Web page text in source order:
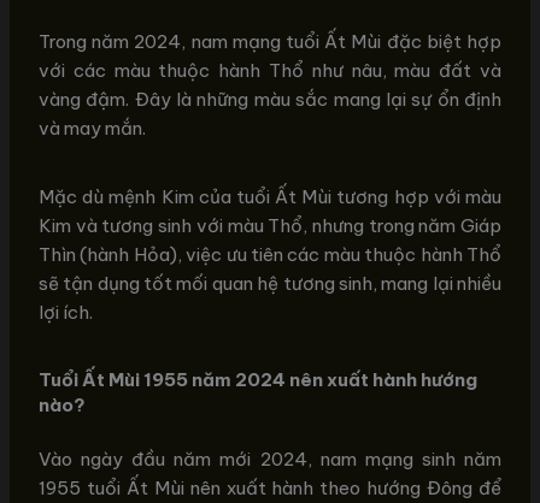
Trong năm 2024, nam mạng tuổi Ất Mùi đặc biệt hợp
với các màu thuộc hành Thổ như nâu, màu đất và
vàng đậm. Đây là những màu sắc mang lại sự ổn định
và may mắn.
Mặc dù mệnh Kim của tuổi Ất Mùi tương hợp với màu
Kim và tương sinh với màu Thổ, nhưng trong năm Giáp
Thìn (hành Hỏa), việc ưu tiên các màu thuộc hành Thổ
sẽ tận dụng tốt mối quan hệ tương sinh, mang lại nhiều
lợi ích.
Tuổi Ất Mùi 1955 năm 2024 nên xuất hành hướng
nào?
Vào ngày đầu năm mới 2024, nam mạng sinh năm
1955 tuổi Ất Mùi nên xuất hành theo hướng Đông để